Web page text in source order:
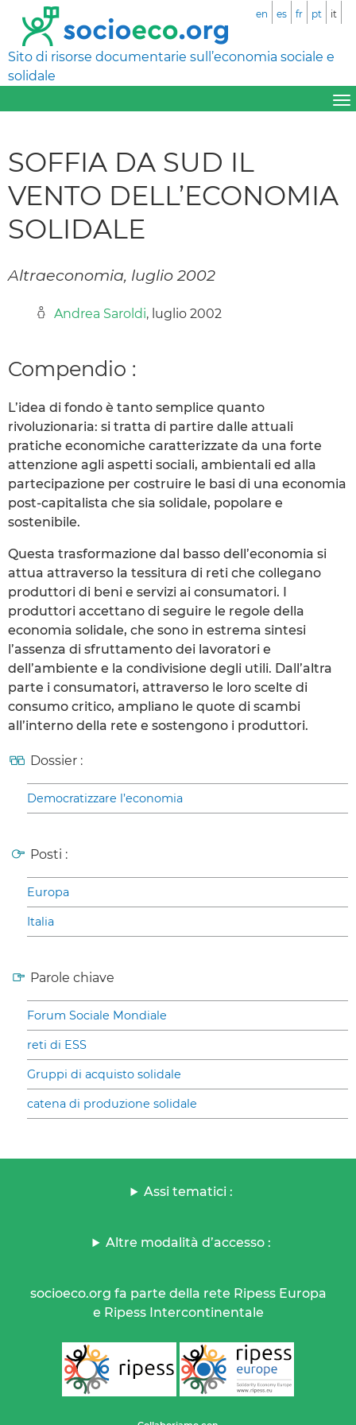
Sito di risorse documentarie sull’economia sociale e
solidale
en es fr pt it
SOFFIA DA SUD IL
VENTO DELL’ECONOMIA
SOLIDALE
Altraeconomia, luglio 2002
Andrea Saroldi, luglio 2002
Compendio :
L’idea di fondo è tanto semplice quanto
rivoluzionaria: si tratta di partire dalle attuali
pratiche economiche caratterizzate da una forte
attenzione agli aspetti sociali, ambientali ed alla
partecipazione per costruire le basi di una economia
post-capitalista che sia solidale, popolare e
sostenibile.
Questa trasformazione dal basso dell’economia si
attua attraverso la tessitura di reti che collegano
produttori di beni e servizi ai consumatori. I
produttori accettano di seguire le regole della
economia solidale, che sono in estrema sintesi
l’assenza di sfruttamento dei lavoratori e
dell’ambiente e la condivisione degli utili. Dall’altra
parte i consumatori, attraverso le loro scelte di
consumo critico, ampliano le quote di scambi
all’interno della rete e sostengono i produttori.
Dossier :
Democratizzare l’economia
Posti :
Europa
Italia
Parole chiave
Forum Sociale Mondiale
reti di ESS
Gruppi di acquisto solidale
catena di produzione solidale
Assi tematici :
Altre modalità d’accesso :
socioeco.org fa parte della rete Ripess Europa
e Ripess Intercontinentale